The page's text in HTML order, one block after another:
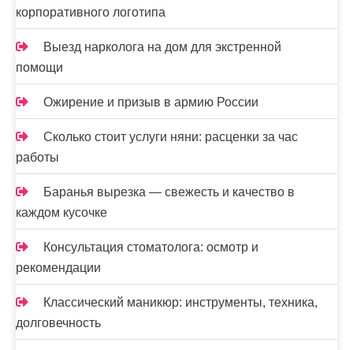
корпоративного логотипа
Выезд нарколога на дом для экстренной
помощи
Ожирение и призыв в армию России
Сколько стоит услуги няни: расценки за час
работы
Баранья вырезка — свежесть и качество в
каждом кусочке
Консультация стоматолога: осмотр и
рекомендации
Классический маникюр: инструменты, техника,
долговечность